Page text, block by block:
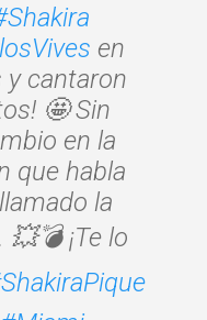
en
cantaron
🤩 Sin
en la
que habla
la
¡Te lo